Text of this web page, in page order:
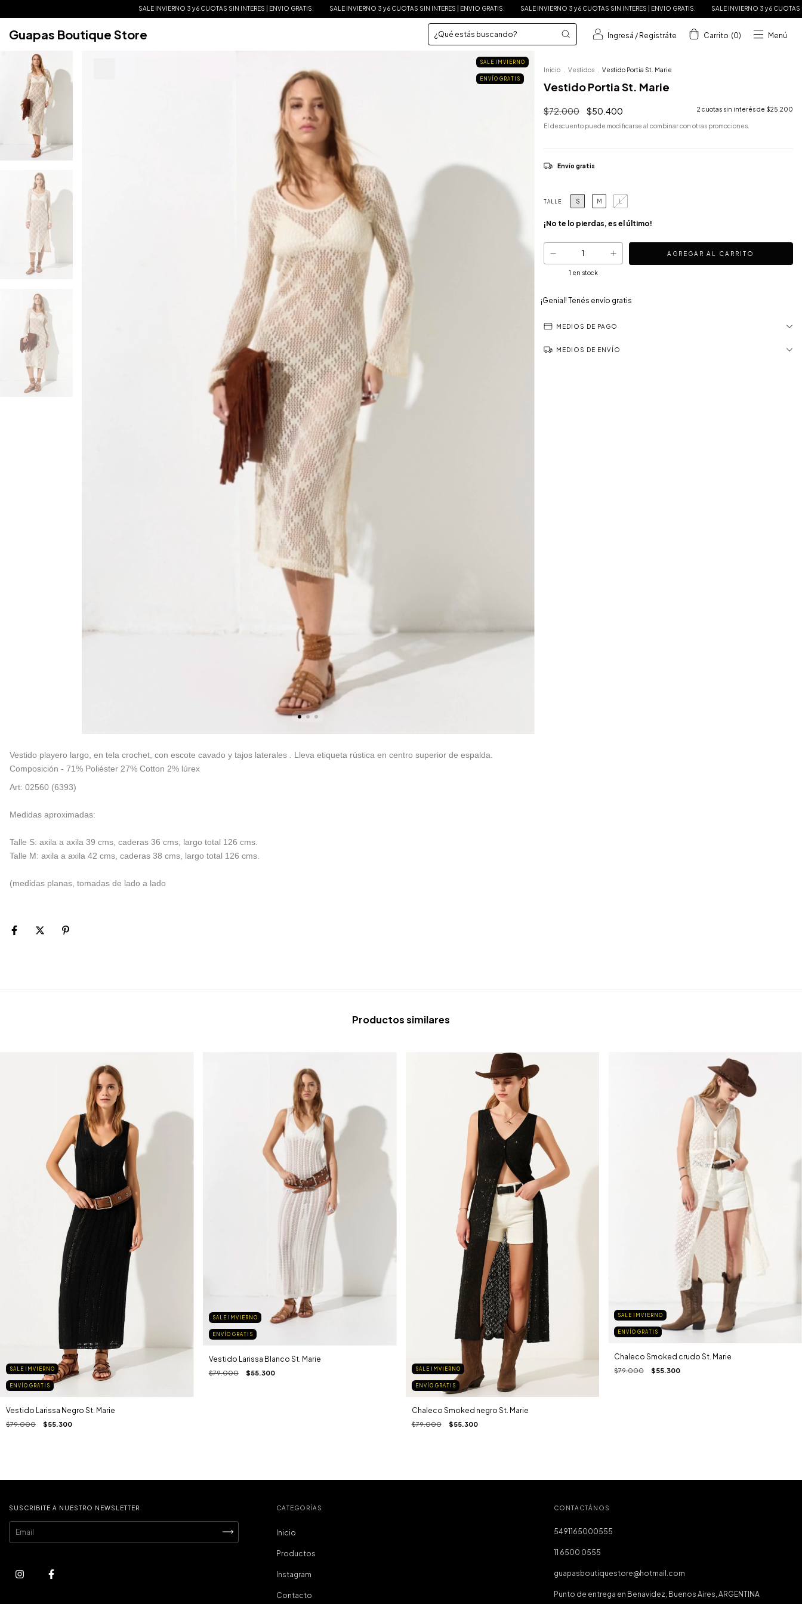
SALE INVIERNO 3 y 6 CUOTAS SIN INTERES | ENVIO GRATIS. SALE INVIERNO 3 y 6 CUOTAS SIN INTERES | ENVIO GRATIS. SALE INVIERNO 3 y 6 CUOTAS SIN INTERES | ENVIO GRATIS. SALE INVIERNO 3 y 6 CUOTAS SIN INTERES |
Menú
Guapas Boutique Store Ingresá / Registráte Carrito (0)
SALE IMVIERNO
ENVÍO GRATIS
Inicio Vestidos Vestido Portia St. Marie
Vestido Portia St. Marie
$72.000 $50.400 2 cuotas sin interés de $25.200
El descuento puede modificarse al combinar con otras promociones.
Envío gratis
TALLE S M L
¡No te lo pierdas, es el último!
1 en stock
¡Genial! Tenés envío gratis
MEDIOS DE PAGO
MEDIOS DE ENVÍO
Vestido playero largo, en tela crochet, con escote cavado y tajos laterales . Lleva etiqueta rústica en centro superior de espalda.
Composición - 71% Poliéster 27% Cotton 2% lúrex
Art: 02560 (6393)
Medidas aproximadas:
Talle S: axila a axila 39 cms, caderas 36 cms, largo total 126 cms.
Talle M: axila a axila 42 cms, caderas 38 cms, largo total 126 cms.
(medidas planas, tomadas de lado a lado
Productos similares
SALE IMVIERNO
ENVÍO GRATIS
Vestido Larissa Negro St. Marie
$79.000 $55.300
SALE IMVIERNO
ENVÍO GRATIS
Vestido Larissa Blanco St. Marie
$79.000 $55.300
SALE IMVIERNO
ENVÍO GRATIS
Chaleco Smoked negro St. Marie
$79.000 $55.300
SALE IMVIERNO
ENVÍO GRATIS
Chaleco Smoked crudo St. Marie
$79.000 $55.300
SUSCRIBITE A NUESTRO NEWSLETTER CATEGORÍAS
Inicio
Productos
Instagram
Contacto
CONTACTÁNOS
5491165000555
11 6500 0555
guapasboutiquestore@hotmail.com
Punto de entrega en Benavidez, Buenos Aires, ARGENTINA